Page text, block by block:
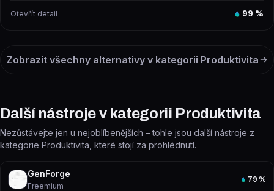
Otevřít detail 99 %
Zobrazit všechny alternativy v kategorii Produktivita
Další nástroje v kategorii Produktivita
Nezůstávejte jen u nejoblíbenějších – tohle jsou další nástroje z
kategorie Produktivita, které stojí za prohlédnutí.
GenForge
Freemium
79 %